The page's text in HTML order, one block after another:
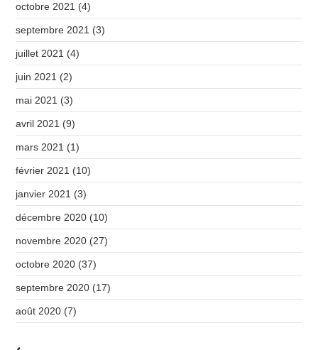
octobre 2021 (4)
septembre 2021 (3)
juillet 2021 (4)
juin 2021 (2)
mai 2021 (3)
avril 2021 (9)
mars 2021 (1)
février 2021 (10)
janvier 2021 (3)
décembre 2020 (10)
novembre 2020 (27)
octobre 2020 (37)
septembre 2020 (17)
août 2020 (7)